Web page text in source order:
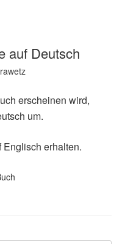
auf Deutsch
erscheinen wird,
um.
erhalten.